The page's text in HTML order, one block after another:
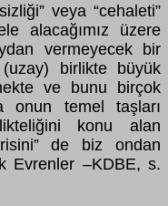
veya “cehaleti”
alacağımız üzere
vermeyecek bir
birlikte büyük
ve bunu birçok
onun temel taşları
konu alan
de biz ondan
Evrenler –KDBE, s.